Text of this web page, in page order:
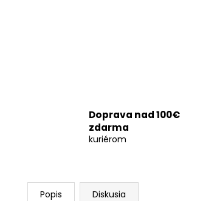
Doprava nad 100€
zdarma
kuriérom
Popis Diskusia